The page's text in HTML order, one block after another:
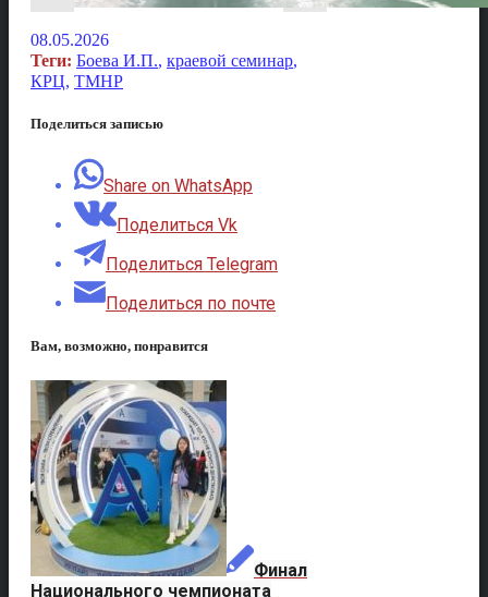
08.05.2026
Теги: Боева И.П., краевой семинар,
КРЦ, ТМНР
Поделиться записью
Share on WhatsApp
Поделиться Vk
Поделиться Telegram
Поделиться по почте
Вам, возможно, понравится
Финал
Национального чемпионата